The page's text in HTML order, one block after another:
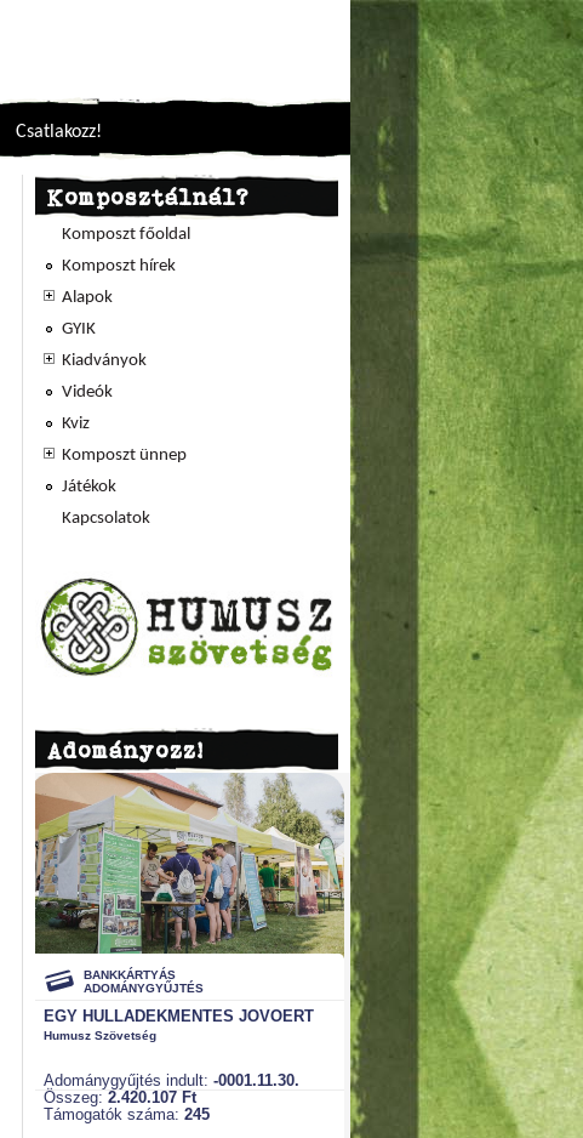
Csatlakozz!
Komposztálnál?
Komposzt főoldal
Komposzt hírek
Alapok
GYIK
Kiadványok
Videók
Kviz
Komposzt ünnep
Játékok
Kapcsolatok
Adományozz!